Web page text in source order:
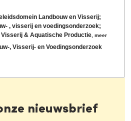
Landbouw en Visserij;
, visserij en voedingsonderzoek;
& Aquatische Productie ,meer
, Visserij- en Voedingsonderzoek
nieuwsbrief